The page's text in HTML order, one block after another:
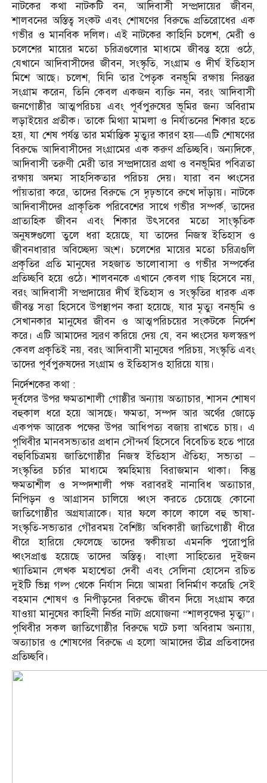
নাটকের কথা নাটকটি বন, আদিবাসী সম্প্রদায়ের জীবন,
শালবনের অস্তিত্ব সংকট এবং শোষণের বিরুদ্ধে প্রতিরোধের এক
গভীর ও মানবিক দলিল। এই নাটকের কাহিনি চলেশ, মেরী ও
চলেশের মায়ের মতো চরিত্রগুলোর মাধ্যমে জীবন্ত হয়ে ওঠে,
যেখানে আদিবাসীদের জীবন, সংস্কৃতি, সংগ্রাম ও দীর্ঘ ইতিহাস
মিশে আছে। চলেশ, যিনি তার পৈতৃক বনভূমি রক্ষায় নিরন্তর
সংগ্রাম করেন, তিনি কেবল একজন ব্যক্তি নন, বরং আদিবাসী
জনগোষ্ঠীর আত্মপরিচয় এবং পূর্বপুরুষের ভূমির জন্য অবিরাম
লড়াইয়ের প্রতীক। তাকে মিথ্যা মামলা ও নির্যাতনের শিকার হতে
হয়, যা শেষ পর্যন্ত তার মর্মান্তিক মৃত্যুর কারণ হয়—এটি শোষণের
বিরুদ্ধে আদিবাসীদের সংগ্রামের এক করুণ প্রতিচ্ছবি। অন্যদিকে,
আদিবাসী তরুণী মেরী তার সম্প্রদায়ের প্রথা ও বনভূমির পবিত্রতা
রক্ষায় অদম্য সাহসিকতার পরিচয় দেয়। যারা বন ধ্বংসের
পাঁয়তারা করে, তাদের বিরুদ্ধে সে দৃঢ়ভাবে রুখে দাঁড়ায়। নাটকে
আদিবাসীদের প্রাকৃতিক পরিবেশের সাথে গভীর সম্পর্ক, তাদের
প্রাত্যহিক জীবন এবং শিকার উৎসবের মতো সাংস্কৃতিক
অনুষঙ্গগুলো তুলে ধরা হয়েছে, যা তাদের নিজস্ব ইতিহাস ও
জীবনধারার অবিচ্ছেদ্য অংশ। চলেশের মায়ের মতো চরিত্রগুলি
প্রকৃতির প্রতি মানুষের সহজাত ভালোবাসা ও গভীর সম্পর্কের
প্রতিচ্ছবি হয়ে ওঠে। শালবনকে এখানে কেবল গাছ হিসেবে নয়,
বরং আদিবাসী সম্প্রদায়ের দীর্ঘ ইতিহাস ও সংস্কৃতির ধারক এক
জীবন্ত সত্তা হিসেবে উপস্থাপন করা হয়েছে, যার মৃত্যু বনভূমি ও
সেখানকার মানুষের জীবন ও আত্মপরিচয়ের সংকটকে নির্দেশ
করে। এটি আমাদের স্মরণ করিয়ে দেয় যে, বন ধ্বংসের ফলস্বরূপ
কেবল প্রকৃতিই নয়, বরং আদিবাসী মানুষের পরিচয়, সংস্কৃতি এবং
তাদের পূর্বপুরুষদের সংগ্রাম ও ইতিহাসও হারিয়ে যায়।
নির্দেশকের কথা :
দূর্বলের উপর ক্ষমতাশালী গোষ্ঠীর অন্যায় অত্যাচার, শাসন শোষণ
বহুকাল ধরে হয়ে আসছে। ক্ষমতা, সম্পদ আর অর্থের জোড়ে
একপক্ষ আরেক পক্ষের উপর আধিপত্য বজায় রাখতে চায়। এ
পৃথিবীর মানবসভ্যতার প্রধান সৌন্দর্য হিসেবে বিবেচিত হতে পারে
বহুবিচিত্রময় জাতিগোষ্ঠীর নিজস্ব ইতিহাস ঐতিহ্য, সভ্যতা –
সংস্কৃতির চর্চার মাধ্যমে স্বমহিমায় বিরাজমান থাকা। কিন্তু
ক্ষমতাশীল ও সম্পদশালী পক্ষ বরাবরই নানাবিধ অত্যাচার,
নিপিড়ন ও আগ্রাসন চালিয়ে ধ্বংস করতে চেয়েছে কোনো
জাতিগোষ্ঠীর অগ্রযাত্রাকে। যার ফলে কালে কালে বহু ভাষা-
সংস্কৃতি-সভ্যতার গৌরবময় বৈশিষ্ট্য অধিকারী জাতিগোষ্ঠী ধীরে
ধীরে হারিয়ে ফেলেছে তাদের স্বকীয়তা এমনকি পুরোপুরি
ধ্বংসপ্রাপ্ত হয়েছে তাদের অস্তিত্ব। বাংলা সাহিত্যের দুইজন
খ্যাতিমান লেখক মহাশ্বেতা দেবী এবং সেলিনা হোসেন রচিত
দুইটি ভিন্ন গল্প থেকে নির্যাস নিয়ে আমরা বিনির্মাণ করেছি সেই
বহমান শোষণ ও নিপীড়নের বিরুদ্ধে জীবন দিয়ে সংগ্রাম করে
যাওয়া মানুষের কাহিনী নির্ভর নাট্য প্রযোজনা “শালবৃক্ষের মৃত্যু”।
পৃথিবীর সকল জাতিগোষ্ঠীর বিরুদ্ধে ঘটে চলা অবিরাম অন্যায়,
অত্যাচার ও শোষণের বিরুদ্ধে এ হলো আমাদের তীব্র প্রতিবাদের
প্রতিচ্ছবি।